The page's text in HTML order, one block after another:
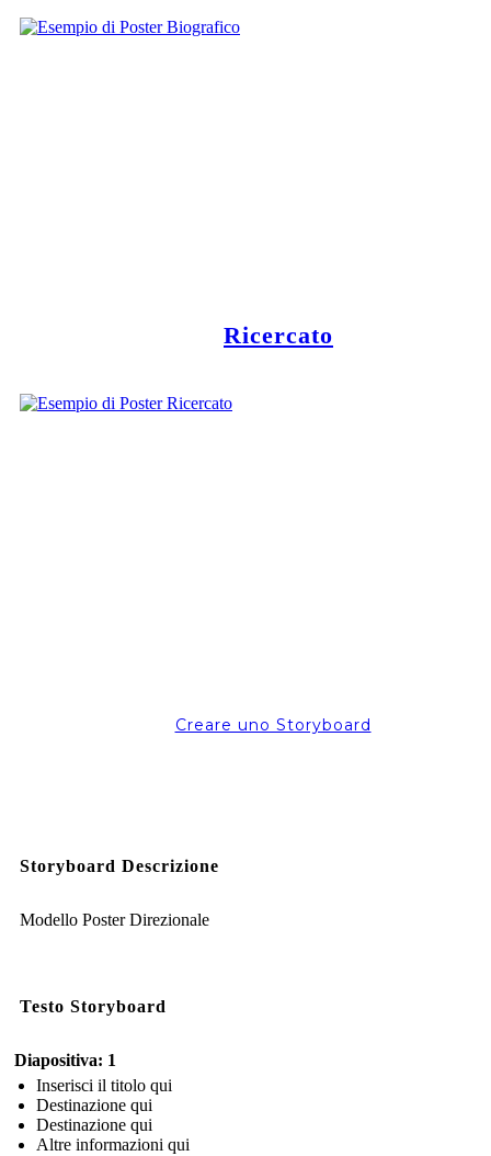
Ricercato
Creare uno Storyboard
Storyboard Descrizione
Modello Poster Direzionale
Testo Storyboard
Diapositiva: 1
Inserisci il titolo qui
Destinazione qui
Destinazione qui
Altre informazioni qui